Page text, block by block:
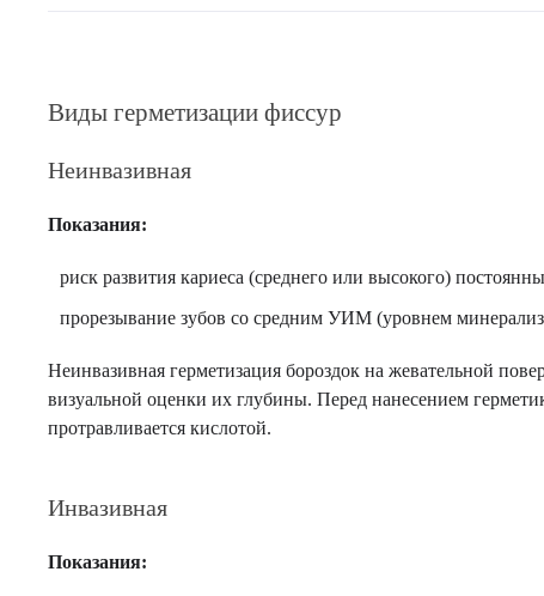
Виды герметизации фиссур
Неинвазивная
Показания:
риск развития кариеса (среднего или высокого)
прорезывание зубов со средним УИМ (уровнем
Неинвазивная герметизация бороздок на жевательной
визуальной оценки их глубины. Перед нанесением
протравливается кислотой.
Инвазивная
Показания: